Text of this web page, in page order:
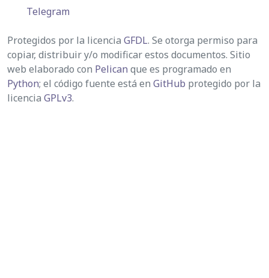
Telegram
Protegidos por la licencia GFDL. Se otorga permiso para
copiar, distribuir y/o modificar estos documentos. Sitio
web elaborado con Pelican que es programado en
Python; el código fuente está en GitHub protegido por la
licencia GPLv3.